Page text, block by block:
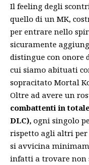
Il feeling degli
quello di un MK,
per entrare nello
sicuramente
distingue con onore
cui siamo abituati
sopracitato Mortal
Oltre ad avere un
combattenti in
DLC), ogni singolo
rispetto agli altri per
si avvicina
infatti a trovare non